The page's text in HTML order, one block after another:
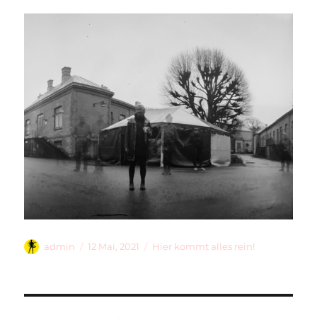
Autor
admin
Veröffentlicht
12 Mai, 2021 Kategorien
Hier kommt alles rein!